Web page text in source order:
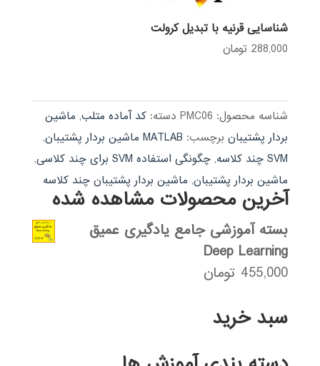
شناسایی قرنیه با تبدیل کرولت
288,000 تومان
شناسه محصول: PMC06 دسته: کد آماده متلب, ماشین
بردار پشتیبان برچسب: MATLAB ماشین بردار پشتیبان
,
SVM چند کلاسه
, چگونگی استفاده SVM برای چند کلاسی
,
ماشین بردار پشتیبان, ماشین بردار پشتیبان چند کلاسه
آخرین محصولات مشاهده شده
بسته آموزشی جامع یادگیری عمیق
Deep Learning
455,000 تومان
سبد خرید